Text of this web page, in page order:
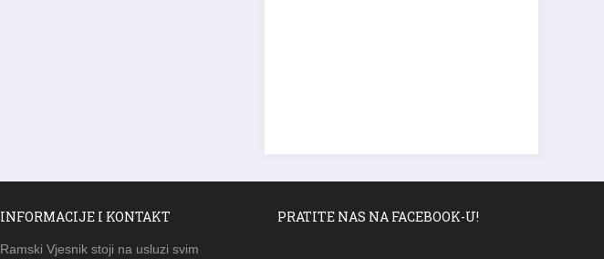
INFORMACIJE I KONTAKT
Ramski Vjesnik stoji na usluzi svim
PRATITE NAS NA FACEBOOK-U!